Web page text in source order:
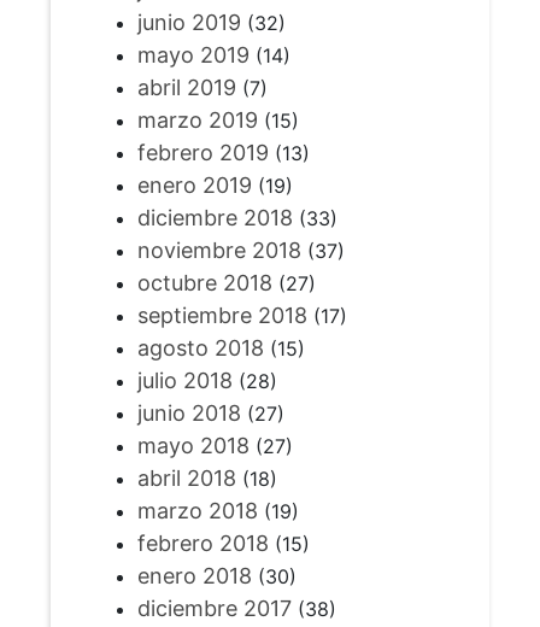
junio 2019 (32)
mayo 2019 (14)
abril 2019 (7)
marzo 2019 (15)
febrero 2019 (13)
enero 2019 (19)
diciembre 2018 (33)
noviembre 2018 (37)
octubre 2018 (27)
septiembre 2018 (17)
agosto 2018 (15)
julio 2018 (28)
junio 2018 (27)
mayo 2018 (27)
abril 2018 (18)
marzo 2018 (19)
febrero 2018 (15)
enero 2018 (30)
diciembre 2017(38)